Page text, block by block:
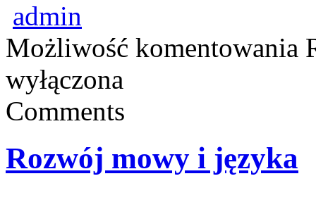
admin
Możliwość komentowania
wyłączona
Comments
Rozwój mowy i języka